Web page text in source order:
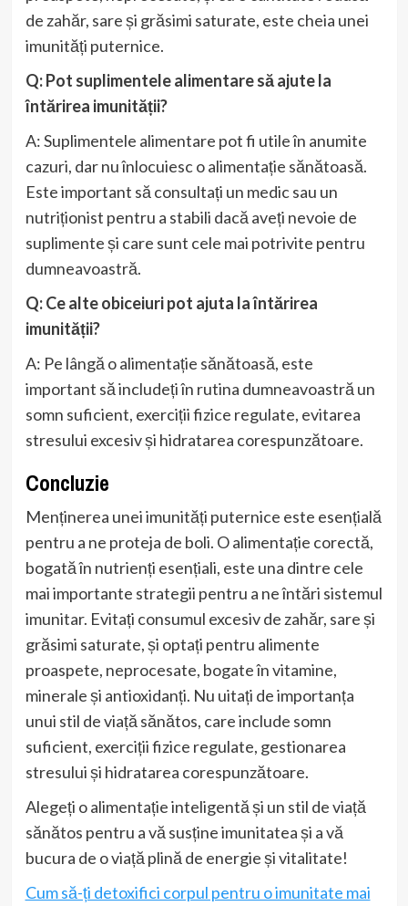
de zahăr, sare și grăsimi saturate, este cheia unei
imunități puternice.
Q: Pot suplimentele alimentare să ajute la
întărirea imunității?
A: Suplimentele alimentare pot fi utile în anumite
cazuri, dar nu înlocuiesc o alimentație sănătoasă.
Este important să consultați un medic sau un
nutriționist pentru a stabili dacă aveți nevoie de
suplimente și care sunt cele mai potrivite pentru
dumneavoastră.
Q: Ce alte obiceiuri pot ajuta la întărirea
imunității?
A: Pe lângă o alimentație sănătoasă, este
important să includeți în rutina dumneavoastră un
somn suficient, exerciții fizice regulate, evitarea
stresului excesiv și hidratarea corespunzătoare.
Concluzie
Menținerea unei imunități puternice este esențială
pentru a ne proteja de boli. O alimentație corectă,
bogată în nutrienți esențiali, este una dintre cele
mai importante strategii pentru a ne întări sistemul
imunitar. Evitați consumul excesiv de zahăr, sare și
grăsimi saturate, și optați pentru alimente
proaspete, neprocesate, bogate în vitamine,
minerale și antioxidanți. Nu uitați de importanța
unui stil de viață sănătos, care include somn
suficient, exerciții fizice regulate, gestionarea
stresului și hidratarea corespunzătoare.
Alegeți o alimentație inteligentă și un stil de viață
sănătos pentru a vă susține imunitatea și a vă
bucura de o viață plină de energie și vitalitate!
Cum să-ți detoxifici corpul pentru o imunitate mai